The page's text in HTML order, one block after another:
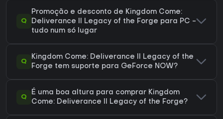
Q
Promoção e desconto de Kingdom Come:
Deliverance II Legacy of the Forge para PC -
tudo num só lugar
Q
Kingdom Come: Deliverance II Legacy of the
Forge tem suporte para GeForce NOW?
Q
É uma boa altura para comprar Kingdom
Come: Deliverance II Legacy of the Forge?